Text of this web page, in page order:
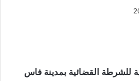
للشرطة القضائية بمدينة فاس